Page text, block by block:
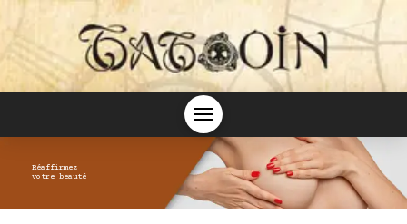
Réaffirmez
votre beauté